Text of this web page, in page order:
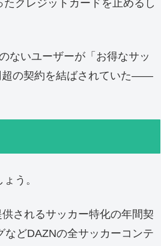
クレジットカードを止めるし
ないユーザーが「お得なサッ
超の契約を結ばされていた——
う。
されるサッカー特化の年間契
どDAZNの全サッカーコンテ